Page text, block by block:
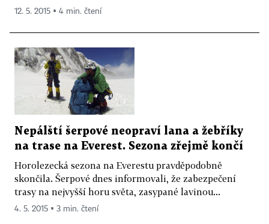
12. 5. 2015 ▪ 4 min. čtení
Nepálští šerpové neopraví lana a žebříky
na trase na Everest. Sezona zřejmě končí
Horolezecká sezona na Everestu pravděpodobně
skončila. Šerpové dnes informovali, že zabezpečení
trasy na nejvyšší horu světa, zasypané lavinou...
4. 5. 2015 ▪ 3 min. čtení